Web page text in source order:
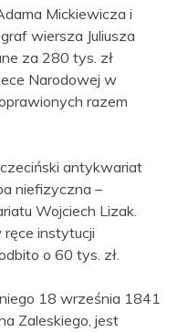
Mickiewicza i
wiersza Juliusza
za 280 tys. zł
Narodowej w
razem
antykwariat
niefizyczna –
Wojciech Lizak.
instytucji
o 60 tys. zł.
18 września 1841
Zaleskiego, jest